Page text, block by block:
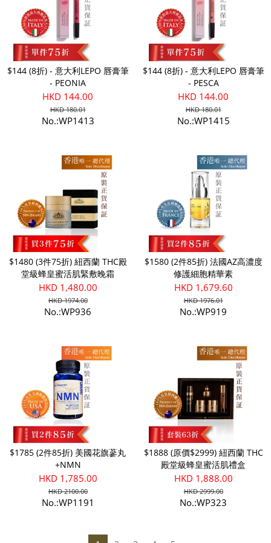
$144 (8折) - 意大利LEPO 唇膏筆
- PEONIA
HKD 144.00
HKD 180.01
No.:WP1413
$144 (8折) - 意大利LEPO 唇膏筆
- PESCA
HKD 144.00
HKD 180.01
No.:WP1415
$1480 (3件75折) 紐西蘭 THC殿
堂級蜂皇蜜活肌緊敷晚霜
HKD 1,480.00
HKD 1974.00
No.:WP936
$1580 (2件85折) 法國AZ高濃度
修護細胞精華素
HKD 1,679.60
HKD 1976.01
No.:WP919
$1785 (2件85折) 美國花旗蔘丸
+NMN
HKD 1,785.00
HKD 2100.00
No.:WP1191
$1888 (原價$2999) 紐西蘭 THC
殿堂級蜂皇蜜活肌禮盒
HKD 1,888.00
HKD 2999.00
No.:WP323